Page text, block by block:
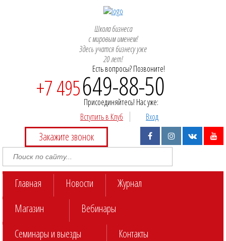
Школа бизнеса
с мировым именем!
Здесь учатся бизнесу уже
20 лет!
Есть вопросы? Позвоните!
+7 495649-88-50
Присоединяйтесь! Нас уже:
Вступить в Клуб
Вход
Закажите звонок
Главная Новости
Журнал
Магазин
Вебинары
Семинары и выезды
Контакты